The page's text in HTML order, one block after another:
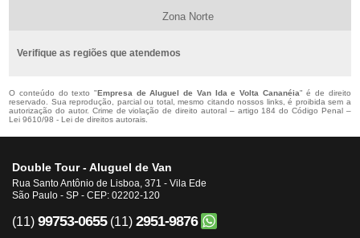
Zona Norte
Verifique as regiões que atendemos
O conteúdo do texto "Empresa de Aluguel de Van Ida e Volta Cananéia" é de direito
reservado. Sua reprodução, parcial ou total, mesmo citando nossos links, é proibida sem a
autorização do autor. Crime de violação de direito autoral – artigo 184 do Código Penal –
Lei 9610/98 - Lei de direitos autorais
Double Tour - Aluguel de Van
Rua Santo Antônio de Lisboa, 371 - Vila Ede
São Paulo - SP - CEP: 02202-120
(11) 99753-0655 (11) 2951-9876